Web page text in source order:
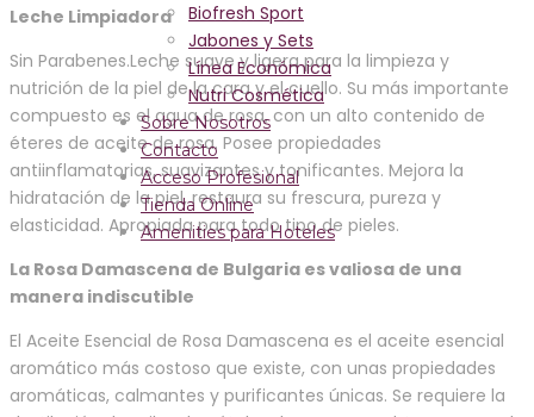
Biofresh Sport
Jabones y Sets
Línea Económica
Nutri Cosmética
Sobre Nosotros
Contacto
Acceso Profesional
Tienda Online
Amenities para Hoteles
Leche Limpiadora
Sin Parabenes.Leche suave y ligera para la limpieza y
nutrición de la piel de la cara y el cuello. Su más importante
compuesto es el agua de rosa, con un alto contenido de
éteres de aceite de rosa. Posee propiedades
antiinflamatorias, suavizantes y tonificantes. Mejora la
hidratación de la piel, restaura su frescura, pureza y
elasticidad. Apropiada para todo tipo de pieles.
La Rosa Damascena de Bulgaria es valiosa de una
manera indiscutible
El Aceite Esencial de Rosa Damascena es el aceite esencial
aromático más costoso que existe, con unas propiedades
aromáticas, calmantes y purificantes únicas. Se requiere la